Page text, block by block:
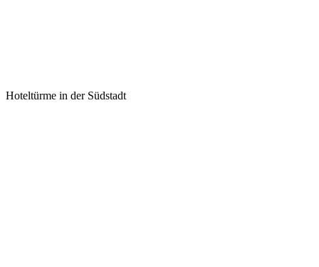
Hoteltürme in der Südstadt